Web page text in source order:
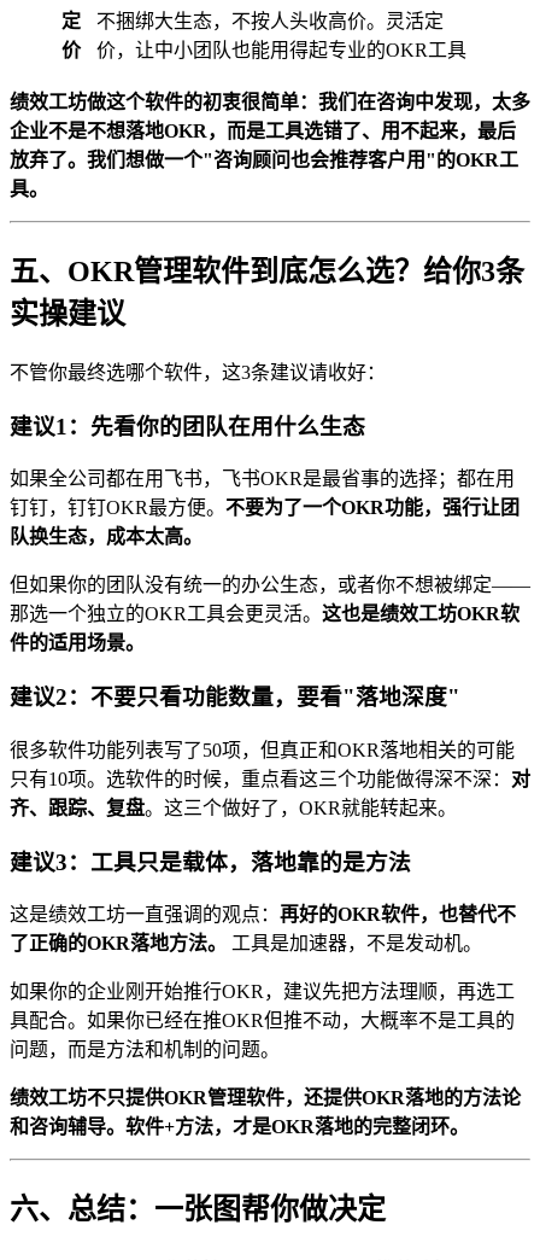
定
价
不捆绑大生态，不按人头收高价。灵活定
价，让中小团队也能用得起专业的OKR工具
绩效工坊做这个软件的初衷很简单：我们在咨询中发现，太多
企业不是不想落地OKR，而是工具选错了、用不起来，最后
放弃了。我们想做一个"咨询顾问也会推荐客户用"的OKR工
具。
五、OKR管理软件到底怎么选？给你3条
实操建议
不管你最终选哪个软件，这3条建议请收好：
建议1：先看你的团队在用什么生态
如果全公司都在用飞书，飞书OKR是最省事的选择；都在用
钉钉，钉钉OKR最方便。 不要为了一个OKR功能，强行让团
队换生态，成本太高。
但如果你的团队没有统一的办公生态，或者你不想被绑定——
那选一个独立的OKR工具会更灵活。 这也是绩效工坊OKR软
件的适用场景。
建议2：不要只看功能数量，要看"落地深度"
很多软件功能列表写了50项，但真正和OKR落地相关的可能
只有10项。选软件的时候，重点看这三个功能做得深不深： 对
齐、跟踪、复盘。这三个做好了，OKR就能转起来。
建议3：工具只是载体，落地靠的是方法
这是绩效工坊一直强调的观点： 再好的OKR软件，也替代不
了正确的OKR落地方法。
工具是加速器，不是发动机。
如果你的企业刚开始推行OKR，建议先把方法理顺，再选工
具配合。如果你已经在推OKR但推不动，大概率不是工具的
问题，而是方法和机制的问题。
绩效工坊不只提供OKR管理软件，还提供OKR落地的方法论
和咨询辅导。软件+方法，才是OKR落地的完整闭环。
六、总结：一张图帮你做决定